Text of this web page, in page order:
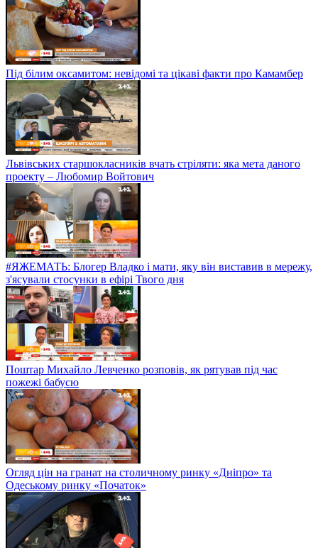
Під білим оксамитом: невідомі та цікаві факти про Камамбер
Львівських старшокласників вчать стріляти: яка мета даного
проекту – Любомир Войтович
#ЯЖЕМАТЬ: Блогер Владко і мати, яку він виставив в мережу,
з'ясували стосунки в ефірі Твого дня
Поштар Михайло Левченко розповів, як рятував під час
пожежі бабусю
Огляд цін на гранат на столичному ринку «Дніпро» та
Одеському ринку «Початок»